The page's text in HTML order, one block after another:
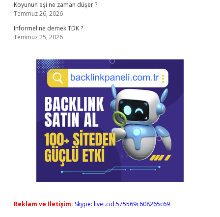
Koyunun eşi ne zaman düşer ?
Temmuz 26, 2026
Informel ne demek TDK ?
Temmuz 25, 2026
Reklam ve İletişim: Skype: live:.cid.575569c608265c69